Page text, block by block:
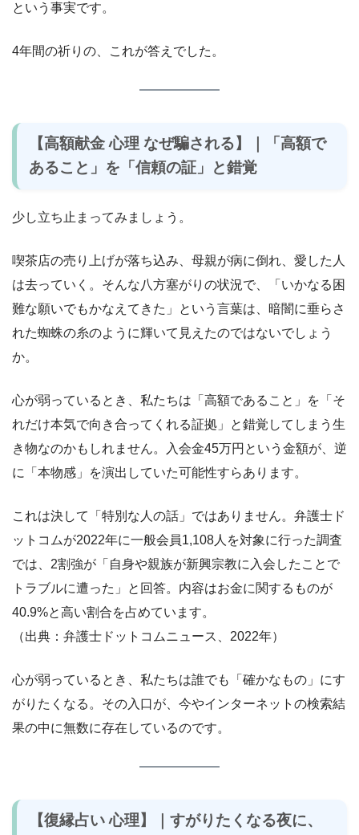
という事実です。
4年間の祈りの、これが答えでした。
【高額献金 心理 なぜ騙される】｜「高額で
あること」を「信頼の証」と錯覚
少し立ち止まってみましょう。
喫茶店の売り上げが落ち込み、母親が病に倒れ、愛した人
は去っていく。そんな八方塞がりの状況で、「いかなる困
難な願いでもかなえてきた」という言葉は、暗闇に垂らさ
れた蜘蛛の糸のように輝いて見えたのではないでしょう
か。
心が弱っているとき、私たちは「高額であること」を「そ
れだけ本気で向き合ってくれる証拠」と錯覚してしまう生
き物なのかもしれません。入会金45万円という金額が、逆
に「本物感」を演出していた可能性すらあります。
これは決して「特別な人の話」ではありません。弁護士ド
ットコムが2022年に一般会員1,108人を対象に行った調査
では、2割強が「自身や親族が新興宗教に入会したことで
トラブルに遭った」と回答。内容はお金に関するものが
40.9%と高い割合を占めています。
（出典：弁護士ドットコムニュース、2022年）
心が弱っているとき、私たちは誰でも「確かなもの」にす
がりたくなる。その入口が、今やインターネットの検索結
果の中に無数に存在しているのです。
【復縁占い 心理】｜すがりたくなる夜に、